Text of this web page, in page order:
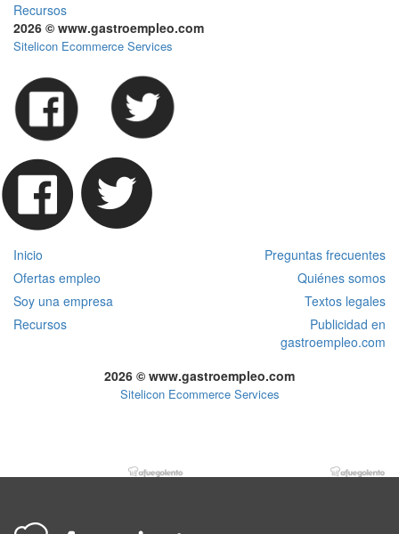
Recursos
2026 © www.gastroempleo.com
Sitelicon Ecommerce Services
Inicio
Preguntas frecuentes
Ofertas empleo
Quiénes somos
Soy una empresa
Textos legales
Recursos
Publicidad en
gastroempleo.com
2026 © www.gastroempleo.com
Sitelicon Ecommerce Services